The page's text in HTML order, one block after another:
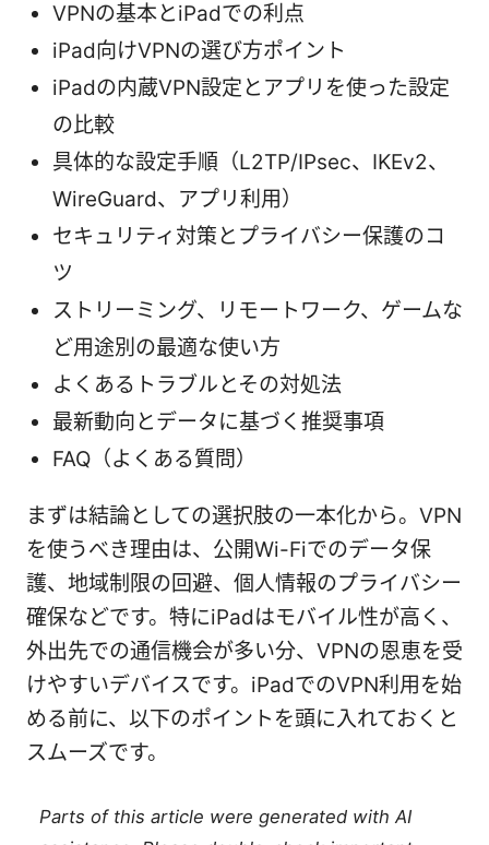
VPNの基本とiPadでの利点
iPad向けVPNの選び方ポイント
iPadの内蔵VPN設定とアプリを使った設定
の比較
具体的な設定手順（L2TP/IPsec、IKEv2、
WireGuard、アプリ利用）
セキュリティ対策とプライバシー保護のコ
ツ
ストリーミング、リモートワーク、ゲームな
ど用途別の最適な使い方
よくあるトラブルとその対処法
最新動向とデータに基づく推奨事項
FAQ（よくある質問）
まずは結論としての選択肢の一本化から。VPN
を使うべき理由は、公開Wi-Fiでのデータ保
護、地域制限の回避、個人情報のプライバシー
確保などです。特にiPadはモバイル性が高く、
外出先での通信機会が多い分、VPNの恩恵を受
けやすいデバイスです。iPadでのVPN利用を始
める前に、以下のポイントを頭に入れておくと
スムーズです。
Parts of this article were generated with AI